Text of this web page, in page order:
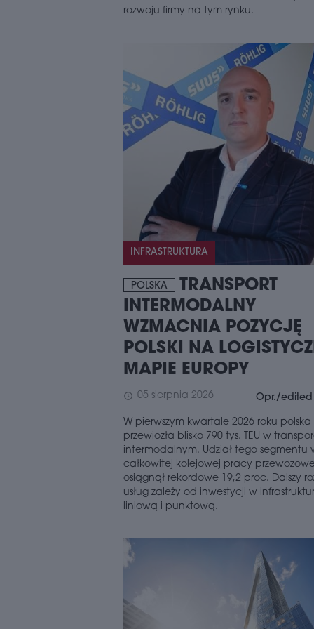
rozwoju firmy na tym rynku.
INFRASTRUKTURA
POLSKA
TRANSPORT
INTERMODALNY
WZMACNIA POZYCJĘ
POLSKI NA
MAPIE EUROPY
schedule 05 sierpnia 2026 Opr./edited
W pierwszym kwartale 2026 roku polska
przewiozła blisko 790 tys. TEU w
intermodalnym. Udział tego segmentu
całkowitej kolejowej pracy
osiągnął rekordowe 19,2 proc. Dalszy
usług zależy od inwestycji w
liniową i punktową.